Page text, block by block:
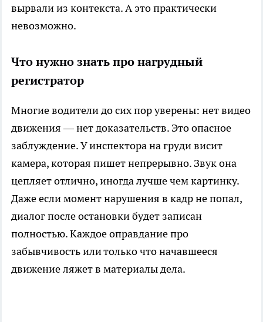
вырвали из контекста. А это практически
невозможно.
Что нужно знать про нагрудный
регистратор
Многие водители до сих пор уверены: нет видео
движения — нет доказательств. Это опасное
заблуждение. У инспектора на груди висит
камера, которая пишет непрерывно. Звук она
цепляет отлично, иногда лучше чем картинку.
Даже если момент нарушения в кадр не попал,
диалог после остановки будет записан
полностью. Каждое оправдание про
забывчивость или только что начавшееся
движение ляжет в материалы дела.